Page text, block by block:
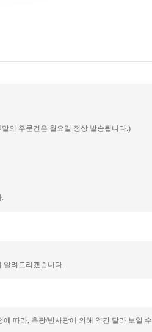
의 주문건은 월요일 정상 발송됩니다.)
알려드리겠습니다.
따라, 측광/반사광에 의해 약간 달라 보일